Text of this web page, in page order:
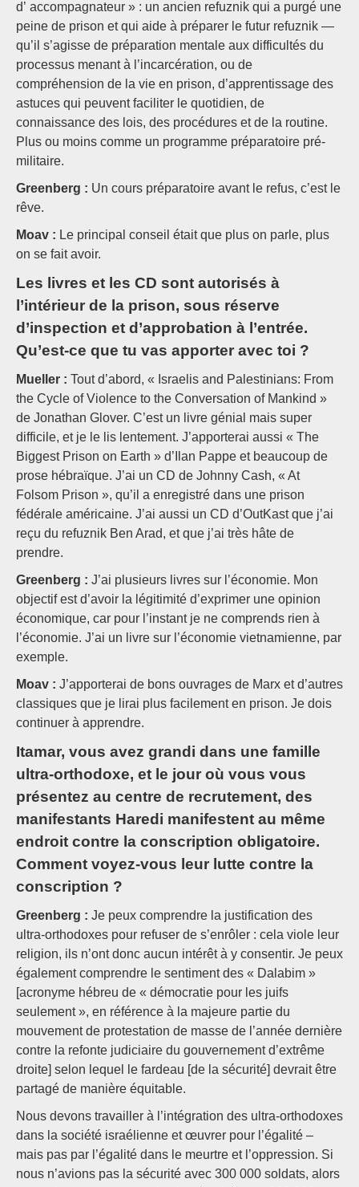
d’ accompagnateur » : un ancien refuznik qui a purgé une
peine de prison et qui aide à préparer le futur refuznik —
qu’il s’agisse de préparation mentale aux difficultés du
processus menant à l’incarcération, ou de
compréhension de la vie en prison, d’apprentissage des
astuces qui peuvent faciliter le quotidien, de
connaissance des lois, des procédures et de la routine.
Plus ou moins comme un programme préparatoire pré-
militaire.
Greenberg : Un cours préparatoire avant le refus, c’est le
rêve.
Moav : Le principal conseil était que plus on parle, plus
on se fait avoir.
Les livres et les CD sont autorisés à
l’intérieur de la prison, sous réserve
d’inspection et d’approbation à l’entrée.
Qu’est-ce que tu vas apporter avec toi ?
Mueller : Tout d’abord, « Israelis and Palestinians: From
the Cycle of Violence to the Conversation of Mankind »
de Jonathan Glover. C’est un livre génial mais super
difficile, et je le lis lentement. J’apporterai aussi « The
Biggest Prison on Earth » d’Ilan Pappe et beaucoup de
prose hébraïque. J’ai un CD de Johnny Cash, « At
Folsom Prison », qu’il a enregistré dans une prison
fédérale américaine. J’ai aussi un CD d’OutKast que j’ai
reçu du refuznik Ben Arad, et que j’ai très hâte de
prendre.
Greenberg : J’ai plusieurs livres sur l’économie. Mon
objectif est d’avoir la légitimité d’exprimer une opinion
économique, car pour l’instant je ne comprends rien à
l’économie. J’ai un livre sur l’économie vietnamienne, par
exemple.
Moav : J’apporterai de bons ouvrages de Marx et d’autres
classiques que je lirai plus facilement en prison. Je dois
continuer à apprendre.
Itamar, vous avez grandi dans une famille
ultra-orthodoxe, et le jour où vous vous
présentez au centre de recrutement, des
manifestants Haredi manifestent au même
endroit contre la conscription obligatoire.
Comment voyez-vous leur lutte contre la
conscription ?
Greenberg : Je peux comprendre la justification des
ultra-orthodoxes pour refuser de s’enrôler : cela viole leur
religion, ils n’ont donc aucun intérêt à y consentir. Je peux
également comprendre le sentiment des « Dalabim »
[acronyme hébreu de « démocratie pour les juifs
seulement », en référence à la majeure partie du
mouvement de protestation de masse de l’année dernière
contre la refonte judiciaire du gouvernement d’extrême
droite] selon lequel le fardeau [de la sécurité] devrait être
partagé de manière équitable.
Nous devons travailler à l’intégration des ultra-orthodoxes
dans la société israélienne et œuvrer pour l’égalité –
mais pas par l’égalité dans le meurtre et l’oppression. Si
nous n’avions pas la sécurité avec 300 000 soldats, alors